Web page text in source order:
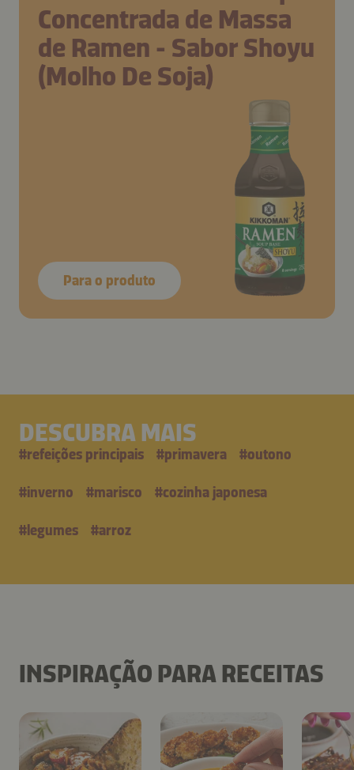
Concentrada de Massa
de Ramen - Sabor Shoyu
(Molho De Soja)
Para o produto
DESCUBRA MAIS
#refeições principais #primavera #outono
#inverno #marisco #cozinha japonesa
# legumes #arroz
INSPIRAÇÃO PARA RECEITAS